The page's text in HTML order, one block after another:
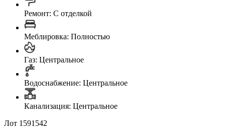
Ремонт: C отделкой
Меблировка: Полностью
Газ: Центральное
Водоснабжение: Центральное
Канализация: Центральное
Лот 1591542